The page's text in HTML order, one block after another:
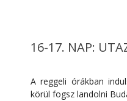
16-17. NAP:
A reggeli órákban
körül fogsz landolni